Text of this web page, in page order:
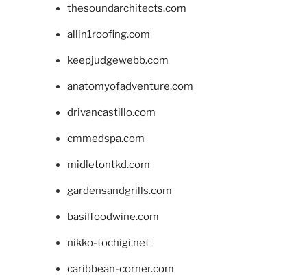
thesoundarchitects.com
allin1roofing.com
keepjudgewebb.com
anatomyofadventure.com
drivancastillo.com
cmmedspa.com
midletontkd.com
gardensandgrills.com
basilfoodwine.com
nikko-tochigi.net
caribbean-corner.com